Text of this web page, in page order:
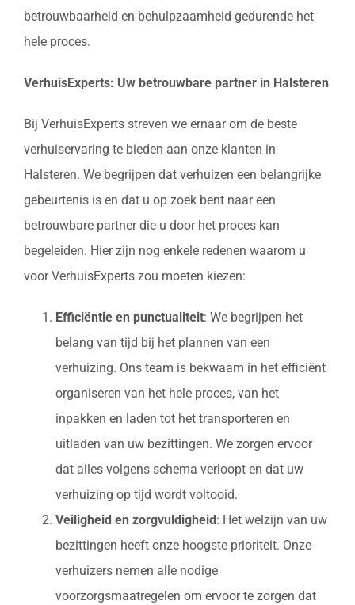
betrouwbaarheid en behulpzaamheid gedurende het
hele proces.
VerhuisExperts: Uw betrouwbare partner in Halsteren
Bij VerhuisExperts streven we ernaar om de beste
verhuiservaring te bieden aan onze klanten in
Halsteren. We begrijpen dat verhuizen een belangrijke
gebeurtenis is en dat u op zoek bent naar een
betrouwbare partner die u door het proces kan
begeleiden. Hier zijn nog enkele redenen waarom u
voor VerhuisExperts zou moeten kiezen:
Efficiëntie en punctualiteit: We begrijpen het
belang van tijd bij het plannen van een
verhuizing. Ons team is bekwaam in het efficiënt
organiseren van het hele proces, van het
inpakken en laden tot het transporteren en
uitladen van uw bezittingen. We zorgen ervoor
dat alles volgens schema verloopt en dat uw
verhuizing op tijd wordt voltooid.
Veiligheid en zorgvuldigheid : Het welzijn van uw
bezittingen heeft onze hoogste prioriteit. Onze
verhuizers nemen alle nodige
voorzorgsmaatregelen om ervoor te zorgen dat